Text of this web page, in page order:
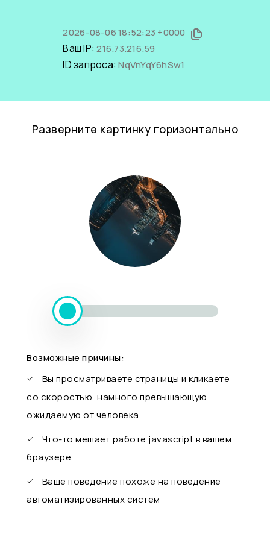
2026-08-06 18:52:23 +0000
Ваш IP:216.73.216.59
ID запроса:NqVnYqY6hSw1
Разверните картинку горизонтально
Возможные причины:
Вы просматриваете страницы и кликаете
со скоростью, намного превышающую
ожидаемую от человека
Что-то мешает работе javascript в вашем
браузере
Ваше поведение похоже на поведение
автоматизированных систем